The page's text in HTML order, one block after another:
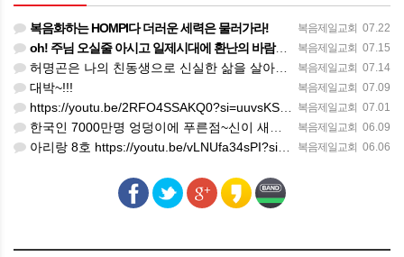
복음제일교회 07.22
복음화하는 HOMPI다 더러운 세력은 물러가라!
복음제일교회 07.15
oh! 주님 오실줄 아시고 일제시대에 환난의 바람을 불어 러시아의 한지역에서 중앙아시아로 89녆 출애굽의 역…
복음제일교회 07.14
허명곤은 나의 친동생으로 신실한 삶을 살아가고 있다. 한 편의 노래가 대중화 하지 않았을지라도 독일인들의 소…
복음제일교회 07.09
대박~!!!
복음제일교회 07.01
https://youtu.be/2RFO4SSAKQ0?si=uuvsKScwWixxlzg8(김정호교수 보고)
복음제일교회 06.09
한국인 7000만명 엉덩이에 푸른점~신이 새겨준 화인(火印)을 새겨준 한국인의 엉덩이에 새겨진 화인이었다.
복음제일교회 06.06
아리랑 8호 https://youtu.be/vLNUfa34sPI?si=H5SLK_1iJPxSRBQa